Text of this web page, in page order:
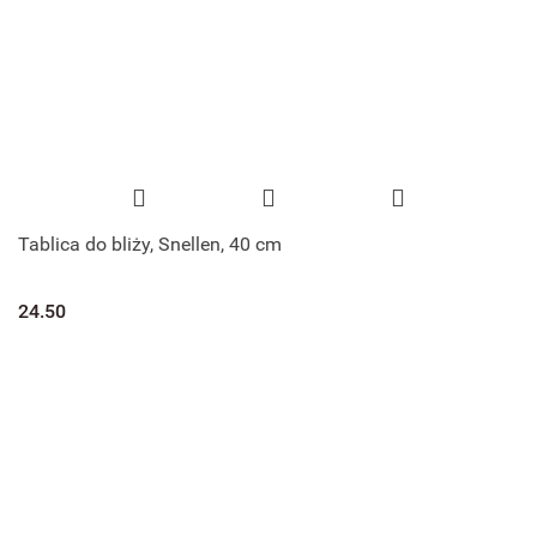
Tablica do bliży, Snellen, 40 cm
24.50